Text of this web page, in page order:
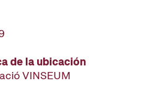
de la ubicación
VINSEUM